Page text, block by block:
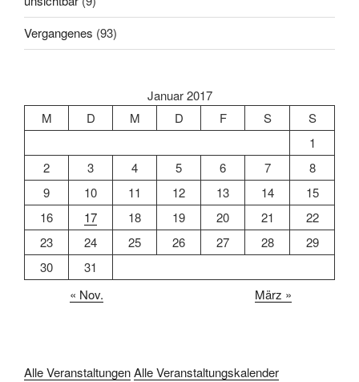
Vergangenes (93)
Januar 2017
M
D M D F S
S
1
2
3 4 5 6 7
8
9
10 11 12 13 14
15
16
17 18 19 20 21
22
23
24 25 26 27 28
29
30
31
« Nov.
März »
Alle VeranstaltungenAlle Veranstaltungskalender